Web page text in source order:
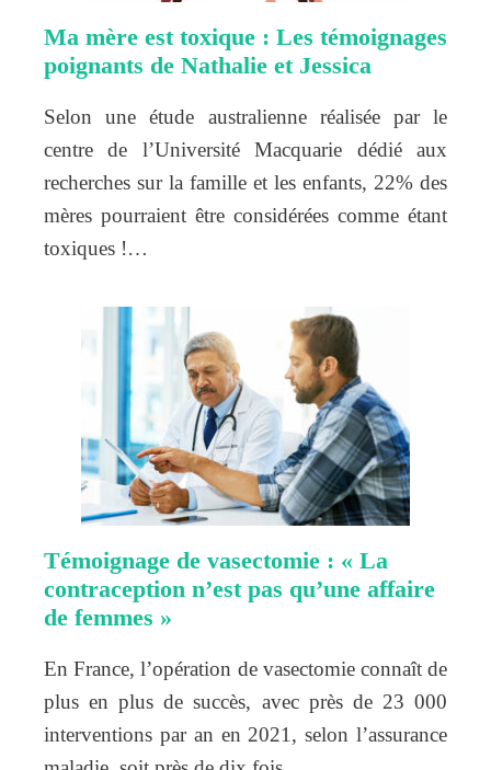
Ma mère est toxique : Les témoignages
poignants de Nathalie et Jessica
Selon une étude australienne réalisée par le
centre de l’Université Macquarie dédié aux
recherches sur la famille et les enfants, 22% des
mères pourraient être considérées comme étant
toxiques !…
Témoignage de vasectomie : « La
contraception n’est pas qu’une affaire
de femmes »
En France, l’opération de vasectomie connaît de
plus en plus de succès, avec près de 23 000
interventions par an en 2021, selon l’assurance